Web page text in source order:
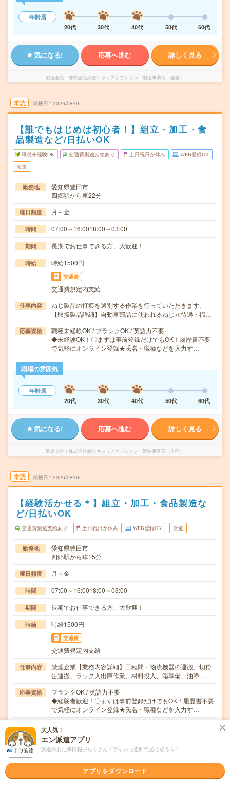
年齢層
20代
30代 40代 50代 60代
気になる! 応募へ進む 詳しく見る
派遣会社 株式会社綜合キャリアオプション 製造事業部（全国）
未読 掲載日 2026/08/06
【誰でもはじめは初心者！】組立・加工・食
品製造など/日払いOK
職種未経験OK 交通費別途支給あり 土日祝日が休み WEB登録OK
派遣
勤務地
愛知県豊田市
四郷駅から車22分
曜日頻度 月～金
時間 07:00～16:0018:00～03:00
期間 長期でお仕事できる方、大歓迎！
時給 時給1500円
交通費
交通費規定内支給
仕事内容
ねじ製品の打痕を選別する作業を行っていただきます。
【取扱製品詳細】自動車部品に使われるねじ≪待遇・福…
応募資格
職種未経験OK / ブランクOK / 英語力不要
◆未経験OK！〇まずは事前登録だけでもOK！履歴書不要
で気軽にオンライン登録★氏名・職種などを入力す…
職場の雰囲気
年齢層
20代
30代 40代 50代 60代
気になる! 応募へ進む 詳しく見る
派遣会社 株式会社綜合キャリアオプション 製造事業部（全国）
未読 掲載日 2026/08/06
【経験活かせる＊】組立・加工・食品製造な
ど/日払いOK
交通費別途支給あり 土日祝日が休み WEB登録OK 派遣
勤務地
愛知県豊田市
四郷駅から車15分
曜日頻度 月～金
時間 07:00～16:0018:00～03:00
期間 長期でお仕事できる方、大歓迎！
時給 時給1500円
交通費
交通費規定内支給
仕事内容
禁煙企業【業務内容詳細】工程間・物流機器の運搬、切粉
缶運搬、ラック入出庫作業、材料投入、箱準備、油塗…
応募資格
ブランクOK / 英語力不要
◆経験者歓迎！〇まずは事前登録だけでもOK！履歴書不要
で気軽にオンライン登録★氏名・職種などを入力す…
職場の雰囲気
年齢層
20代
30代 40代 50代 60代
大人気！
エン派遣アプリ
派遣のお仕事情報がたくさん！プッシュ通知で受け取ろう！
アプリをダウンロード